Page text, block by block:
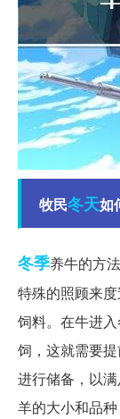
牧民冬天如
冬季养牛的方
特殊的照顾来
饲料。在牛进
饲，这就需要
进行储备，以
羊的大小和品